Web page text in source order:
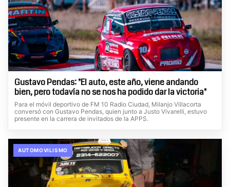
Gustavo Pendas: "El auto, este año, viene andando
bien, pero todavía no se nos ha podido dar la victoria"
Para el móvil deportivo de FM 10 Radio Ciudad, Milanjo Villacorta
conversó con Gustavo Pendas, quien junto a Justo Vivarelli, estuvo
presente en la carrera de invitados de la APPS.
AUTOMOVILISMO